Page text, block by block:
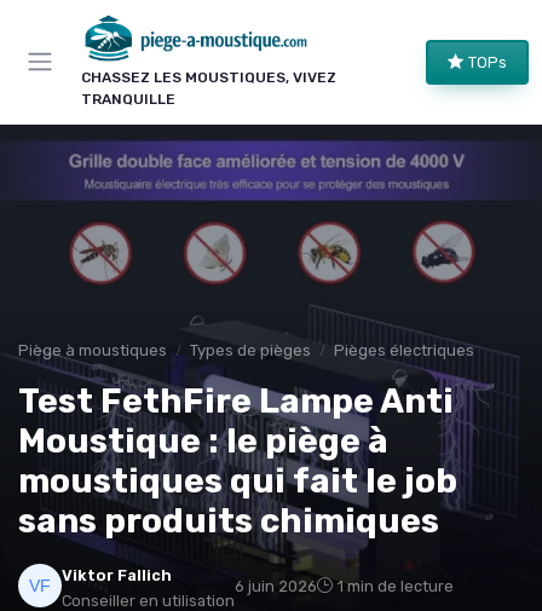
CHASSEZ LES MOUSTIQUES, VIVEZ
TRANQUILLE
TOPs
Piège à moustiques Types de pièges Pièges électriques
Test FethFire Lampe Anti
Moustique : le piège à
moustiques qui fait le job
sans produits chimiques
Viktor Fallich
Conseiller en utilisation
6 juin 2026 1 min de lecture
Panneau de gestion des cookies